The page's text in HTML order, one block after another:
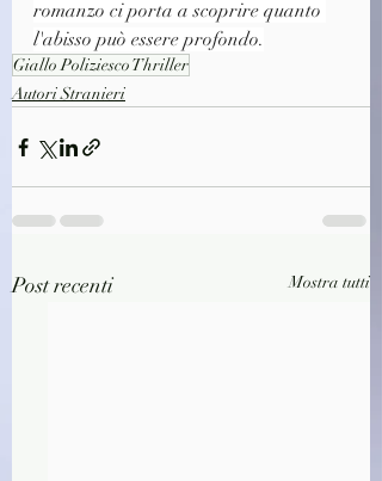
romanzo ci porta a scoprire quanto
l'abisso può essere profondo.
Giallo Poliziesco Thriller
Autori Stranieri
Post recenti Mostra tutti